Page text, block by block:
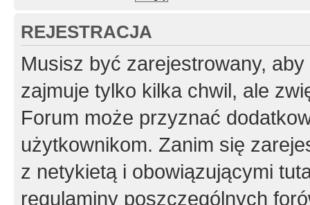
REJESTRACJA
Musisz być zarejestrowany,
zajmuje tylko kilka chwil, ale
Forum może przyznać
użytkownikom. Zanim się
z netykietą i obowiązującymi
regulaminy poszczególnych